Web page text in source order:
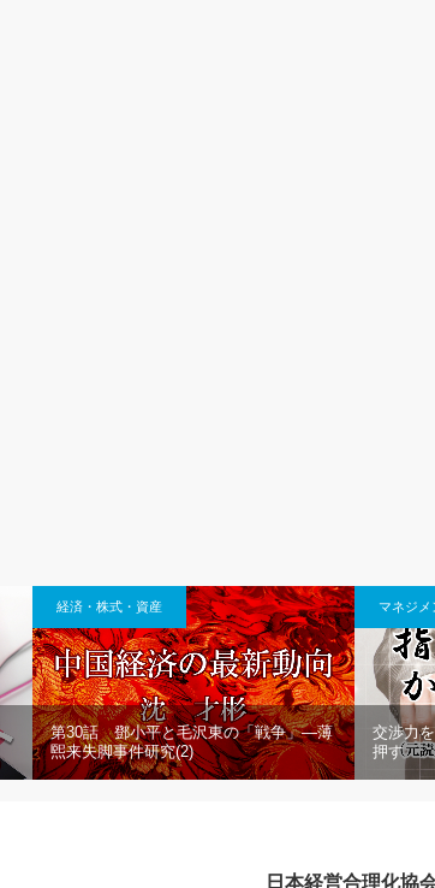
経済・株式・資産
第30話 鄧小平と毛沢東の「戦争」―薄
煕来失脚事件研究(2)
マネジメ
交渉力
押す
日本経営合理化協